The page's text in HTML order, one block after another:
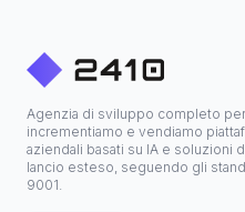
Agenzia di sviluppo completo per
incrementiamo e vendiamo
aziendali basati su IA e soluzioni
lancio esteso, seguendo gli
9001.